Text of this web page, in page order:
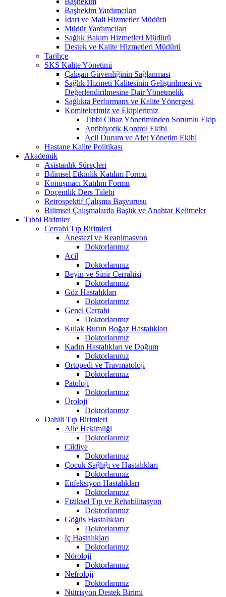
Başhekim Yardımcıları
İdari ve Mali Hizmetler Müdürü
Müdür Yardımcıları
Sağlık Bakım Hizmetleri Müdürü
Destek ve Kalite Hizmetleri Müdürü
Tarihçe
SKS Kalite Yönetimi
Çalışan Güvenliğinin Sağlanması
Sağlık Hizmeti Kalitesinin Geliştirilmesi ve
Değerlendirilmesine Dair Yönetmelik
Sağlıkta Performans ve Kalite Yönergesi
Komitelerimiz ve Ekiplerimiz
Tıbbi Cihaz Yönetiminden Sorumlu Ekip
Antibiyotik Kontrol Ekibi
Acil Durum ve Afet Yönetim Ekibi
Hastane Kalite Politikası
Akademik
Asistanlık Süreçleri
Bilimsel Etkinlik Katılım Formu
Konuşmacı Katılım Formu
Doçentlik Ders Talebi
Retrospektif Çalışma Başvurusu
Bilimsel Çalışmalarda Başlık ve Anahtar Kelimeler
Tıbbi Birimler
Cerrahi Tıp Birimleri
Anestezi ve Reanimasyon
Doktorlarımız
Acil
Doktorlarımız
Beyin ve Sinir Cerrahisi
Doktorlarımız
Göz Hastalıkları
Doktorlarımız
Genel Cerrahi
Doktorlarımız
Kulak Burun Boğaz Hastalıkları
Doktorlarımız
Kadın Hastalıkları ve Doğum
Doktorlarımız
Ortopedi ve Travmatoloji
Doktorlarımız
Patoloji
Doktorlarımız
Üroloji
Doktorlarımız
Dahili Tıp Birimleri
Aile Hekimliği
Doktorlarımız
Cildiye
Doktorlarımız
Çocuk Sağlığı ve Hastalıkları
Doktorlarımız
Enfeksiyon Hastalıkları
Doktorlarımız
Fiziksel Tıp ve Rehabilitasyon
Doktorlarımız
Göğüs Hastalıkları
Doktorlarımız
İç Hastalıkları
Doktorlarımız
Nöroloji
Doktorlarımız
Nefroloji
Doktorlarımız
Nütrisyon Destek Birimi